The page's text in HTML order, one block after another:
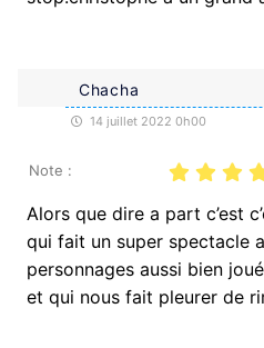
Chacha
14 juillet 2022 0h00
Note :
Alors que dire a part c’est
qui fait un super spectacle
personnages aussi bien
et qui nous fait pleurer de